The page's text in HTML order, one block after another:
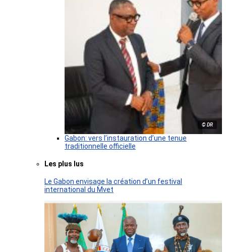
© DR
Gabon: vers l’instauration d’une tenue
traditionnelle officielle
Les plus lus
Le Gabon envisage la création d’un festival
international du Mvet